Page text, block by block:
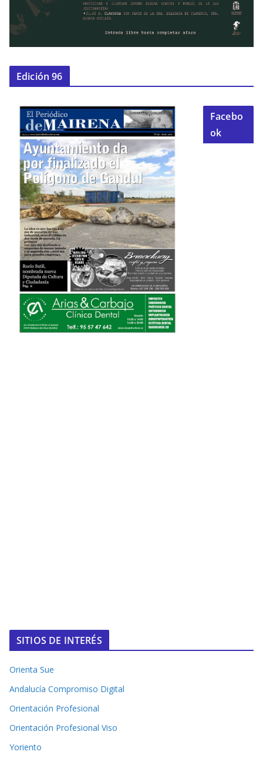
Edición 96
Facebo
ok
SITIOS DE INTERÉS
Orienta Sue
Andalucía Compromiso Digital
Orientación Profesional
Orientación Profesional Viso
Yoriento